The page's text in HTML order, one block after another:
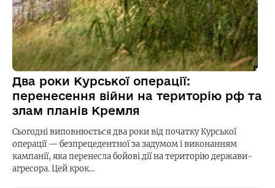
Два роки Курської операції:
перенесення війни на територію рф та
злам планів Кремля
Сьогодні виповнюється два роки від початку Курської
операції — безпрецедентної за задумом і виконанням
кампанії, яка перенесла бойові дії на територію держави-
агресора. Цей крок…